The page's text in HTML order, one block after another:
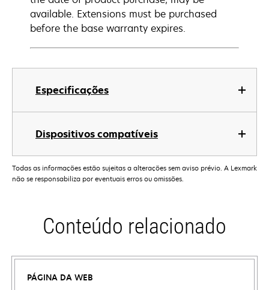
Especificações
Dispositivos compatíveis
available. Extensions must be purchased
before the base warranty expires.
Todas as informações estão sujeitas a alterações sem aviso prévio. A Lexmark
não se responsabiliza por eventuais erros ou omissões.
Conteúdo relacionado
PÁGINA DA WEB